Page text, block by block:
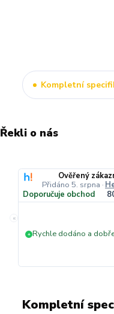
Kompletní
Řekli o nás
«
Ověřený
Přidáno 5. srpna ·
Doporučuje obchod
+ Rychle dodáno a
Kompletní